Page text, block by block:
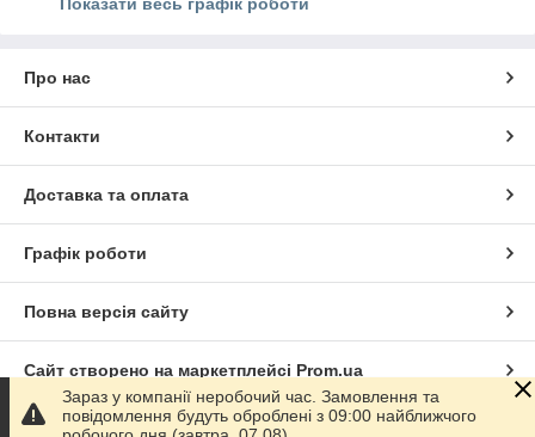
Про нас
Контакти
Доставка та оплата
Графік роботи
Повна версія сайту
Сайт створено на маркетплейсі Prom.ua
Політика конфіденційності
Зараз у компанії неробочий час. Замовлення та
повідомлення будуть оброблені з 09:00 найближчого